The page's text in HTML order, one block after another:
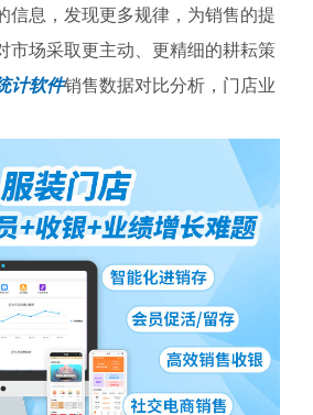
信息，发现更多规律，为销售的提
市场采取更主动、更精细的耕耘策
计软件销售数据对比分析，门店业